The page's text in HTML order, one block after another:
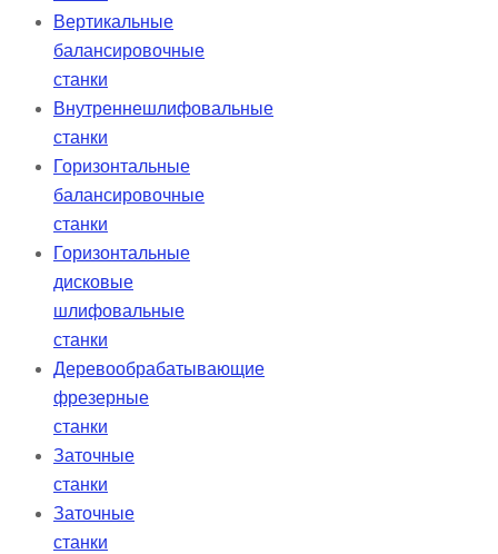
Вертикальные
балансировочные
станки
Внутреннешлифовальные
станки
Горизонтальные
балансировочные
станки
Горизонтальные
дисковые
шлифовальные
станки
Деревообрабатывающие
фрезерные
станки
Заточные
станки
Заточные
станки